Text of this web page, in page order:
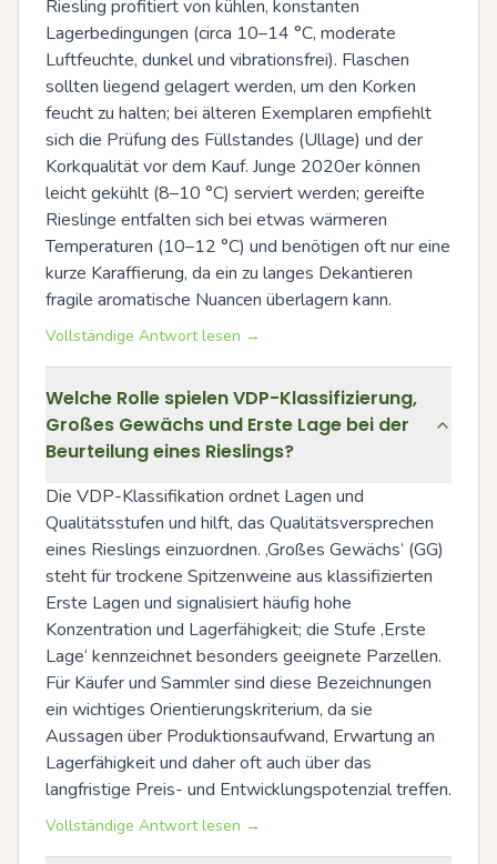
Riesling profitiert von kühlen, konstanten
Lagerbedingungen (circa 10–14 °C, moderate
Luftfeuchte, dunkel und vibrationsfrei). Flaschen
sollten liegend gelagert werden, um den Korken
feucht zu halten; bei älteren Exemplaren empfiehlt
sich die Prüfung des Füllstandes (Ullage) und der
Korkqualität vor dem Kauf. Junge 2020er können
leicht gekühlt (8–10 °C) serviert werden; gereifte
Rieslinge entfalten sich bei etwas wärmeren
Temperaturen (10–12 °C) und benötigen oft nur eine
kurze Karaffierung, da ein zu langes Dekantieren
fragile aromatische Nuancen überlagern kann.
Vollständige Antwort lesen →
Welche Rolle spielen VDP-Klassifizierung,
Großes Gewächs und Erste Lage bei der
Beurteilung eines Rieslings?
Die VDP-Klassifikation ordnet Lagen und
Qualitätsstufen und hilft, das Qualitätsversprechen
eines Rieslings einzuordnen. ‚Großes Gewächs‘ (GG)
steht für trockene Spitzenweine aus klassifizierten
Erste Lagen und signalisiert häufig hohe
Konzentration und Lagerfähigkeit; die Stufe ‚Erste
Lage‘ kennzeichnet besonders geeignete Parzellen.
Für Käufer und Sammler sind diese Bezeichnungen
ein wichtiges Orientierungskriterium, da sie
Aussagen über Produktionsaufwand, Erwartung an
Lagerfähigkeit und daher oft auch über das
langfristige Preis- und Entwicklungspotenzial treffen.
Vollständige Antwort lesen →